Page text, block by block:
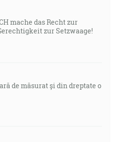
mache das Recht zur
zur Setzwaage!
de măsurat și din dreptate o